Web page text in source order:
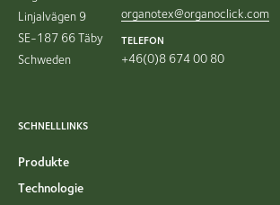
Linjalvägen 9
SE-187 66 Täby
Schweden
organotex@organoclick.com
TELEFON
+46(0)8 674 00 80
SCHNELLLINKS
Produkte
Technologie